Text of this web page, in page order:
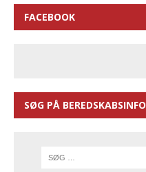
FACEBOOK
SØG PÅ BEREDSKABSINFO